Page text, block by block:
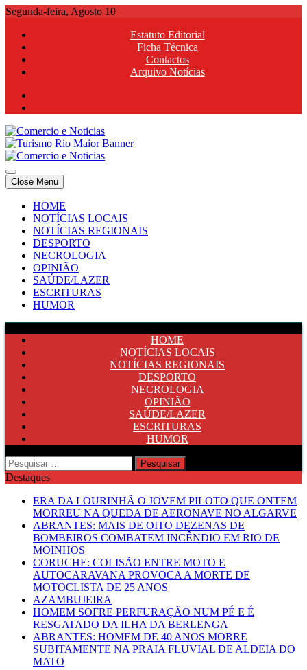
Skip
content
Segunda-feira, Agosto 10
Estatuto Editorial
Ficha Técnica
Contactos
Arquivo Notícias
Comercio e Noticias
Notícias e Publicidade Online
Comercio e Noticias
Notícias e Publicidade Online
Close Menu
HOME
NOTÍCIAS LOCAIS
NOTÍCIAS REGIONAIS
DESPORTO
NECROLOGIA
OPINIÃO
SAÚDE/LAZER
ESCRITURAS
HUMOR
HOME
NOTÍCIAS LOCAIS
NOTÍCIAS REGIONAIS
DESPORTO
NECROLOGIA
OPINIÃO
SAÚDE/LAZER
ESCRITURAS
HUMOR
Pesquisar
por:
Destaques
ERA DA LOURINHÃ O JOVEM PILOTO QUE ONTEM
MORREU NA QUEDA DE AERONAVE NO ALGARVE
ABRANTES: MAIS DE OITO DEZENAS DE
BOMBEIROS COMBATEM INCÊNDIO EM RIO DE
MOINHOS
CORUCHE: COLISÃO ENTRE MOTO E
AUTOCARAVANA PROVOCA A MORTE DE
MOTOCLISTA DE 25 ANOS
AZAMBUJEIRA
HOMEM SOFRE PERFURAÇÃO NUM PÉ E É
RESGATADO DA ILHA DA BERLENGA
ABRANTES: HOMEM DE 40 ANOS MORRE
SUBITAMENTE NA PRAIA FLUVIAL DE ALDEIA DO
MATO